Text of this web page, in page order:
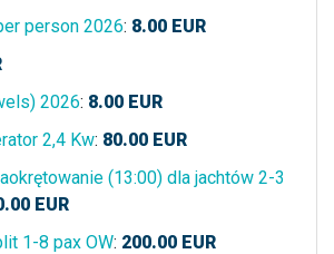
person 2026: 8.00 EUR
2026: 8.00 EUR
2,4 Kw: 80.00 EUR
(13:00) dla jachtów 2-3
EUR
1-8 pax OW: 200.00 EUR